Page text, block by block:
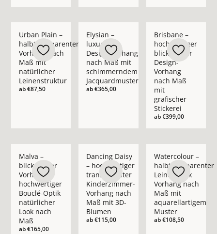
Urban Plain –
halbtransparenter
Vorhang nach
Maß mit
natürlicher
Leinenstruktur
ab€87,50
Elysian –
luxuriöser
Design-Vorhang
nach Maß mit
schimmerndem
Jacquardmuster
ab€365,00
Brisbane –
hochwertiger
blickdichter
Design-
Vorhang
nach Maß
mit
grafischer
Stickerei
ab€399,00
Malva –
blickdichter
Vorhang in
hochwertiger
Bouclé-Optik
natürlicher
Look nach
Maß
ab€165,00
Dancing Daisy
– hochwertiger
transparenter
Kinderzimmer-
Vorhang nach
Maß mit 3D-
Blumen
ab€115,00
Watercolour –
halbtransparenter
Leinenoptik
Vorhang nach
Maß mit
aquarellartigem
Muster
ab€108,50